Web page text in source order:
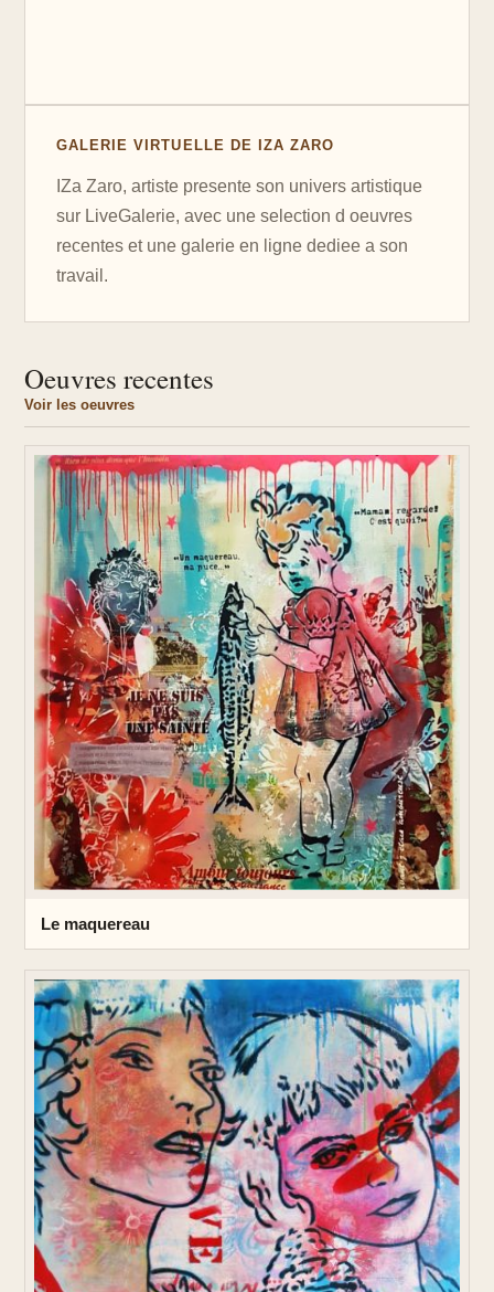
GALERIE VIRTUELLE DE IZA ZARO
IZa Zaro, artiste presente son univers artistique
sur LiveGalerie, avec une selection d oeuvres
recentes et une galerie en ligne dediee a son
travail.
Oeuvres recentes
Voir les oeuvres
Le maquereau